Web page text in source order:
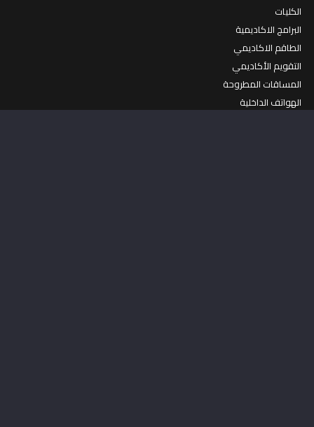
الكليات
البرامج الاكاديمية
الطاقم الاكاديمي
التقويم الأكاديمي
المساقات المطروحة
الهواتف الداخلية